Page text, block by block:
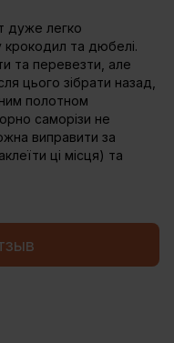
дуже легко
крокодил та дюбелі.
та перевезти, але
цього зібрати назад,
полотном
саморізи не
виправити за
ці місця) та